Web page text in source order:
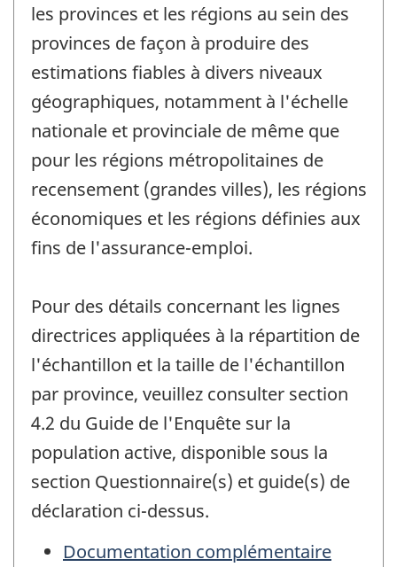
les provinces et les régions au sein des
provinces de façon à produire des
estimations fiables à divers niveaux
géographiques, notamment à l'échelle
nationale et provinciale de même que
pour les régions métropolitaines de
recensement (grandes villes), les régions
économiques et les régions définies aux
fins de l'assurance-emploi.
Pour des détails concernant les lignes
directrices appliquées à la répartition de
l'échantillon et la taille de l'échantillon
par province, veuillez consulter section
4.2 du Guide de l'Enquête sur la
population active, disponible sous la
section Questionnaire(s) et guide(s) de
déclaration ci-dessus.
Documentation complémentaire